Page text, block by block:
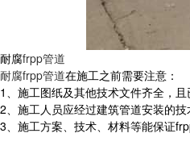
耐腐frpp管道
耐腐frpp管道在施工之前需要注意：
1、施工图纸及其他技术文件齐全，
2、施工人员应经过建筑管道安装的
3、施工方案、技术、材料等能保证